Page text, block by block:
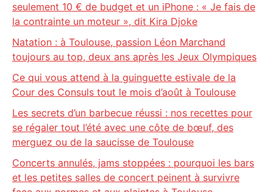
seulement 10 € de budget et un iPhone : « Je fais de
la contrainte un moteur », dit Kira Djoke
Natation : à Toulouse, passion Léon Marchand
toujours au top, deux ans après les Jeux Olympiques
Ce qui vous attend à la guinguette estivale de la
Cour des Consuls tout le mois d’août à Toulouse
Les secrets d’un barbecue réussi : nos recettes pour
se régaler tout l’été avec une côte de bœuf, des
merguez ou de la saucisse de Toulouse
Concerts annulés, jams stoppées : pourquoi les bars
et les petites salles de concert peinent à survivre